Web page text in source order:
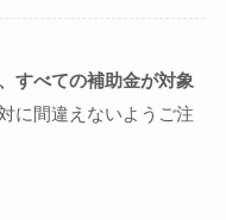
すべての補助金が対象
に間違えないようご注